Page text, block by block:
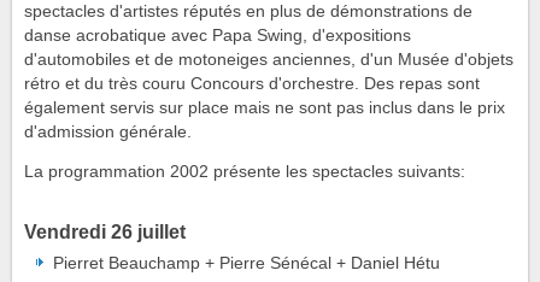
spectacles d'artistes réputés en plus de démonstrations de
danse acrobatique avec Papa Swing, d'expositions
d'automobiles et de motoneiges anciennes, d'un Musée d'objets
rétro et du très couru Concours d'orchestre. Des repas sont
également servis sur place mais ne sont pas inclus dans le prix
d'admission générale.
La programmation 2002 présente les spectacles suivants:
Vendredi 26 juillet
Pierret Beauchamp + Pierre Sénécal + Daniel Hétu